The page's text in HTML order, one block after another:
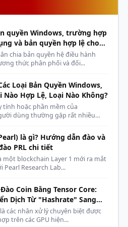
mát với quạt DeepCool
mức hoàn hảo cho cả hiệu
Khung chắc chắn và vòng
lại độ tin cậy ổn định và lâu
3 chân
12VDC
4,56 W
120×120×25mm
500~2250 vòng/phút
±10%
85,85 CFM
3,27 mmAq
quyền Windows, trường hợp
và bản quyền hợp lệ cho
dàn net, cyber
chia bản quyền hệ điều hành
thức phân phối và đối...
Loại Bản Quyền Windows,
Nào Hợp Lệ, Loại Nào Không?
tính hoặc phần mềm của
dùng thường gặp rất nhiều
là gì? Hướng dẫn đào và
PRL chi tiết
một blockchain Layer 1 mới ra mắt
Pearl Research Lab...
Coin Bằng Tensor Core:
Dịch Từ "Hashrate" Sang
các nhân xử lý chuyên biệt được
trên các GPU hiện...